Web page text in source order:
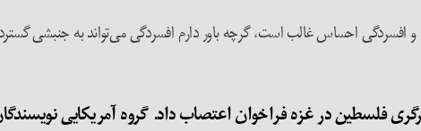
افسردگی احساس غالب است، گرچه باور دارم افسردگی می‌تواند به جنبشی
فلسطین در غزه فراخوان اعتصاب داد. گروه آمریکایی